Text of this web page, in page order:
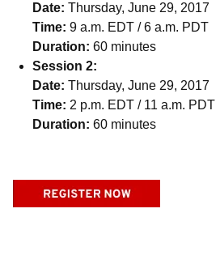
Date: Thursday, June 29, 2017
Time: 9 a.m. EDT / 6 a.m. PDT
Duration: 60 minutes
Session 2:
Date: Thursday, June 29, 2017
Time: 2 p.m. EDT / 11 a.m. PDT
Duration: 60 minutes